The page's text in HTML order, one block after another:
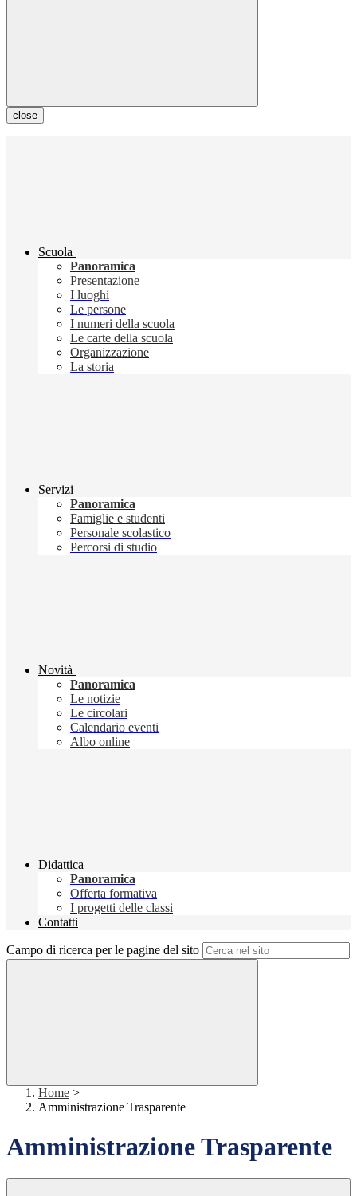
close
Scuola
Panoramica
Presentazione
I luoghi
Le persone
I numeri della scuola
Le carte della scuola
Organizzazione
La storia
Servizi
Panoramica
Famiglie e studenti
Personale scolastico
Percorsi di studio
Novità
Panoramica
Le notizie
Le circolari
Calendario eventi
Albo online
Didattica
Panoramica
Offerta formativa
I progetti delle classi
Contatti
Campo di ricerca per le pagine del sito
Home >
Amministrazione Trasparente
Amministrazione Trasparente